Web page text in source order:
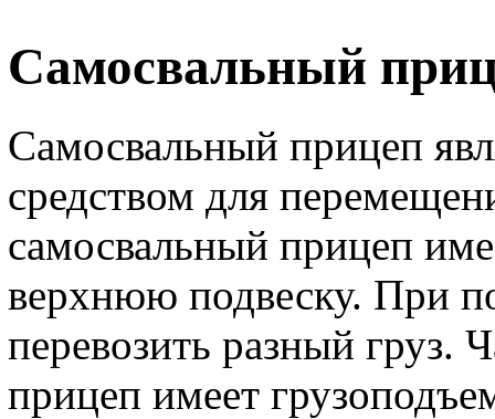
Самосвальный
Самосвальный прицеп
средством для
самосвальный прицеп
верхнюю подвеску. При
перевозить разный груз.
прицеп имеет